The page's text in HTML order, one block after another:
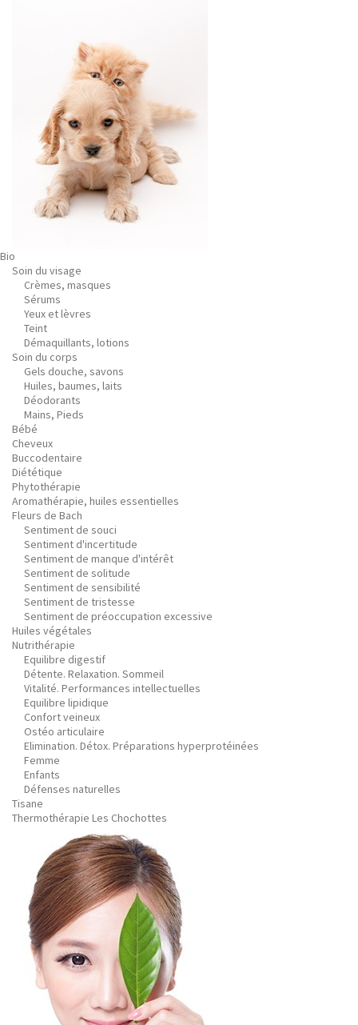
Bio
Soin du visage
Crèmes, masques
Sérums
Yeux et lèvres
Teint
Démaquillants, lotions
Soin du corps
Gels douche, savons
Huiles, baumes, laits
Déodorants
Mains, Pieds
Bébé
Cheveux
Buccodentaire
Diététique
Phytothérapie
Aromathérapie, huiles essentielles
Fleurs de Bach
Sentiment de souci
Sentiment d'incertitude
Sentiment de manque d'intérêt
Sentiment de solitude
Sentiment de sensibilité
Sentiment de tristesse
Sentiment de préoccupation excessive
Huiles végétales
Nutrithérapie
Equilibre digestif
Détente. Relaxation. Sommeil
Vitalité. Performances intellectuelles
Equilibre lipidique
Confort veineux
Ostéo articulaire
Elimination. Détox. Préparations hyperprotéinées
Femme
Enfants
Défenses naturelles
Tisane
Thermothérapie Les Chochottes